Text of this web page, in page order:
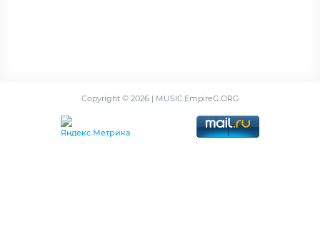
Copyright © 2026 | MUSIC.EmpireG.ORG